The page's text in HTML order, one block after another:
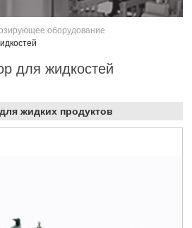
оборудование
для жидкостей
жидких продуктов